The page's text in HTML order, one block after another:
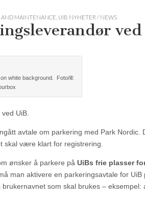
AND MAINTENANCE UIB NYHETER / NEWS
ved
white background. Foto/ill:
UiB.
avtale om parkering med Park
skal være klart for registrering.
ønsker å parkere på UiBs frie plasser
man aktivere en parkeringsavtale for
som skal brukes – eksempel: